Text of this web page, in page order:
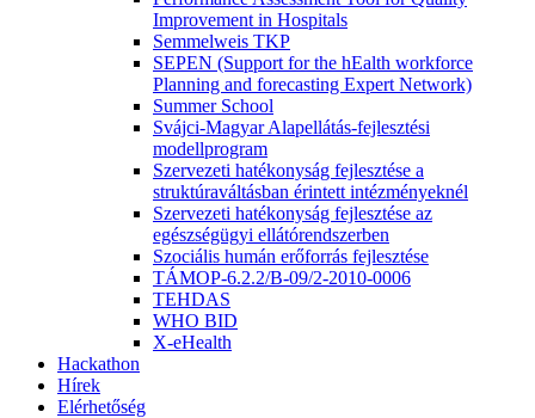
Improvement in Hospitals
Semmelweis TKP
SEPEN (Support for the hEalth workforce
Planning and forecasting Expert Network)
Summer School
Svájci-Magyar Alapellátás-fejlesztési
modellprogram
Szervezeti hatékonyság fejlesztése a
struktúraváltásban érintett intézményeknél
Szervezeti hatékonyság fejlesztése az
egészségügyi ellátórendszerben
Szociális humán erőforrás fejlesztése
TÁMOP-6.2.2/B-09/2-2010-0006
TEHDAS
WHO BID
X-eHealth
Hackathon
Hírek
Elérhetőség